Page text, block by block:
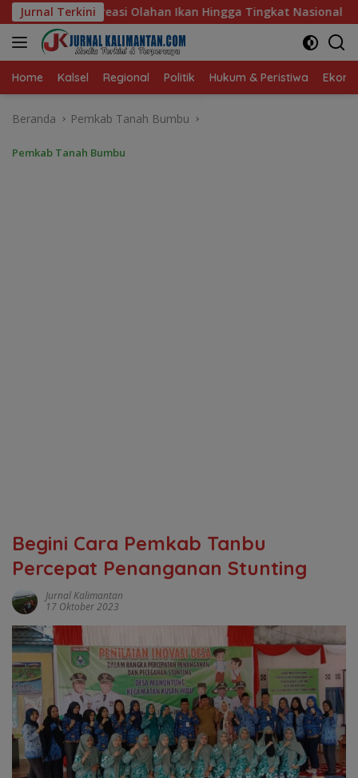
Langsung
ke
konten
Jurnal Terkini
Hingga Tingkat Nasional Pada Lomba Masak Serba Ikan
Home Kalsel Regional Politik Hukum & Peristiwa
Beranda Pemkab Tanah Bumbu
Pemkab Tanah Bumbu
Begini Cara Pemkab Tanbu
Percepat Penanganan Stunting
Jurnal Kalimantan
17 Oktober 2023